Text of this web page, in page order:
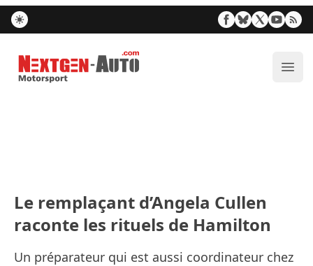
Nextgen-Auto.com
Le remplaçant d’Angela Cullen
raconte les rituels de Hamilton
Un préparateur qui est aussi coordinateur chez